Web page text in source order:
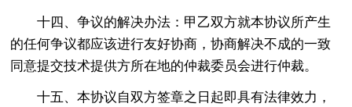
十四、争议的解决办法：甲乙双方就本协议所产生
的任何争议都应该进行友好协商，协商解决不成的一致
同意提交技术提供方所在地的仲裁委员会进行仲裁。
十五、本协议自双方签章之日起即具有法律效力，